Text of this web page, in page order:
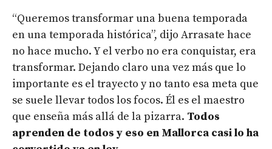
“Queremos transformar una buena temporada
en una temporada histórica”, dijo Arrasate hace
no hace mucho. Y el verbo no era conquistar, era
transformar. Dejando claro una vez más que lo
importante es el trayecto y no tanto esa meta que
se suele llevar todos los focos. Él es el maestro
que enseña más allá de la pizarra. Todos
aprenden de todos y eso en Mallorca casi lo ha